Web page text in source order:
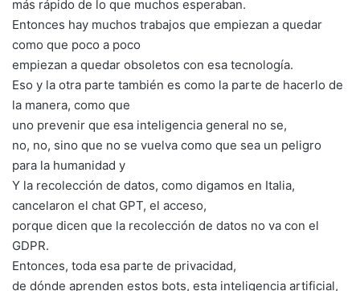
más rápido de lo que muchos esperaban.
Entonces hay muchos trabajos que empiezan a quedar
como que poco a poco
empiezan a quedar obsoletos con esa tecnología.
Eso y la otra parte también es como la parte de hacerlo de
la manera, como que
uno prevenir que esa inteligencia general no se,
no, no, sino que no se vuelva como que sea un peligro
para la humanidad y
Y la recolección de datos, como digamos en Italia,
cancelaron el chat GPT, el acceso,
porque dicen que la recolección de datos no va con el
GDPR.
Entonces, toda esa parte de privacidad,
de dónde aprenden estos bots, esta inteligencia artificial,